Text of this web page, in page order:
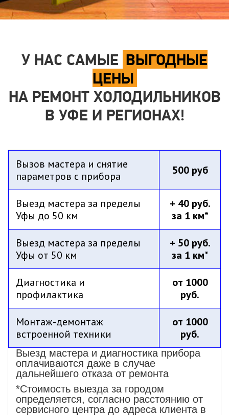
У НАС САМЫЕ ВЫГОДНЫЕ
ЦЕНЫ
НА РЕМОНТ ХОЛОДИЛЬНИКОВ
В УФЕ И РЕГИОНАХ!
Вызов мастера и снятие
параметров с прибора
500 руб
Выезд мастера за пределы
Уфы до 50 км
+ 40 руб.
за 1 км*
Выезд мастера за пределы
Уфы от 50 км
+ 50 руб.
за 1 км*
Диагностика и
профилактика
от 1000
руб.
Монтаж-демонтаж
встроенной техники
от 1000
руб.
Выезд мастера и диагностика прибора
оплачиваются даже в случае
дальнейшего отказа от ремонта
*Стоимость выезда за городом
определяется, согласно расстоянию от
сервисного центра до адреса клиента в